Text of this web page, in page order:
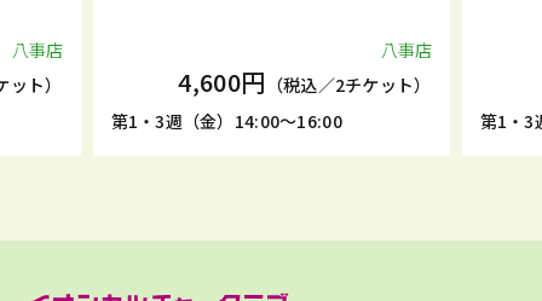
八事店
ト）
八事店
4,600円 （税込／2チケット）
第1・3週（金）14:00～16:00
第1・3